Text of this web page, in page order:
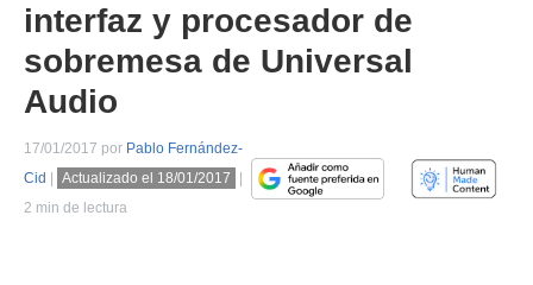
interfaz y procesador de
sobremesa de Universal
Audio
17/01/2017 por Pablo Fernández-
Cid
Actualizado el 18/01/2017
2 min de lectura